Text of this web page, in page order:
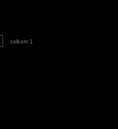
celkem 1